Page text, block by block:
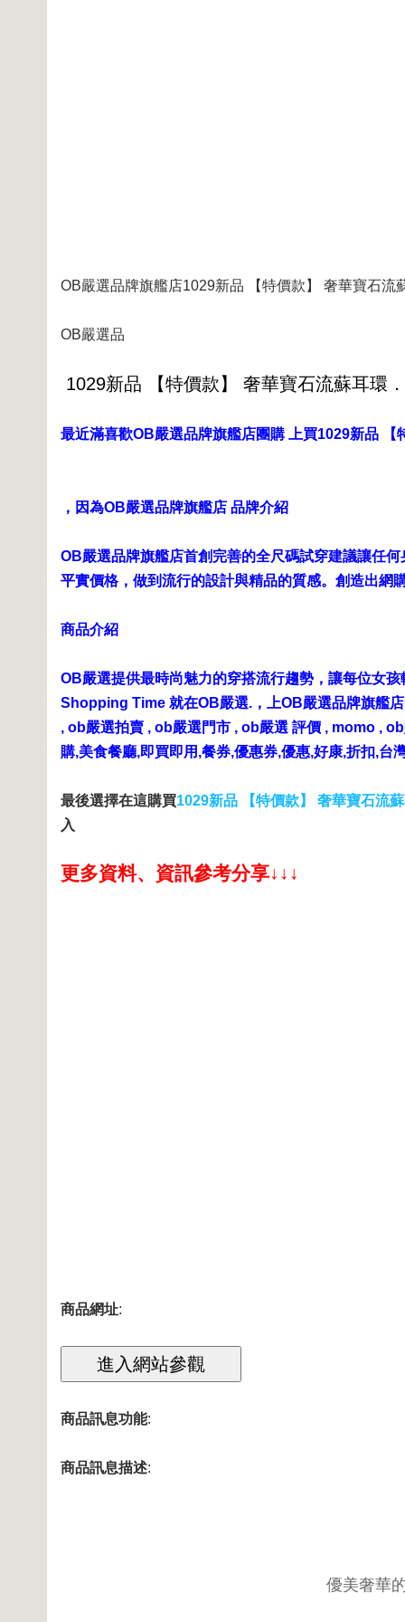
OB嚴選品牌旗艦店1029新品 【特價款】 奢華寶石流
OB嚴選品
最近滿喜歡OB嚴選品牌旗艦店團購 上買1029新品 【
，因為OB嚴選品牌旗艦店 品牌介紹
OB嚴選品牌旗艦店首創完善的全尺碼試穿建議讓任
平實價格，做到流行的設計與精品的質感。創造出網
商品介紹
OB嚴選提供最時尚魅力的穿搭流行趨勢，讓每位女
Shopping Time 就在OB嚴選.，上OB嚴選品牌旗艦
, ob嚴選拍賣 , ob嚴選門市 , ob嚴選 評價 , momo ,
購,美食餐廳,即買即用,餐券,優惠券,優惠,好康,折扣,台
最後選擇在這購買1029新品 【特價款】 奢華寶石流
入
更多資料、資訊參考分享↓↓↓
商品網址:
商品訊息功能:
商品訊息描述:
優美奢華